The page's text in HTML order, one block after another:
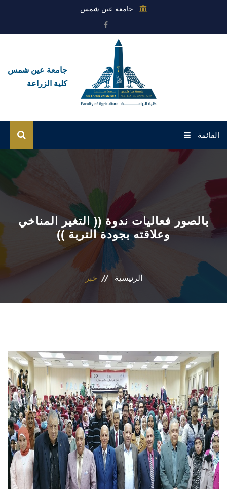
جامعة عين شمس
جامعة عين شمس
كلية الزراعة
القائمة
القطاعات
المراكز والوحدات
البرامج الدراسية
تواصل معنا
بالصور فعاليات ندوة (( التغير المناخي
وعلاقته بجودة التربة ))
الرئيسية خبر